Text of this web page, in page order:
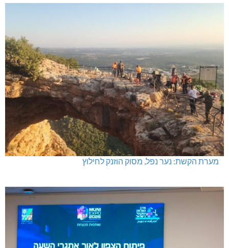
מערת הקשת: נער נפל, מסוק הוזנק לחילוץ